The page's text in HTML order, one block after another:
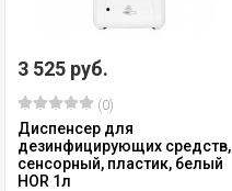
3 525 руб.
(0)
Диспенсер для
дезинфицирующих средств,
сенсорный, пластик, белый
HOR 1л